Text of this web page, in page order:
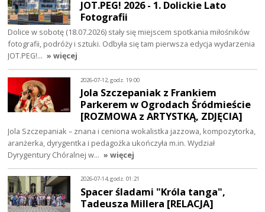
JOT.PEG! 2026 - 1. Dolickie Lato
Fotografii
Dolice w sobotę (18.07.2026) stały się miejscem spotkania miłośników
fotografii, podróży i sztuki. Odbyła się tam pierwsza edycja wydarzenia
JOT.PEG!… » więcej
2026-07-12, godz. 19:00
Jola Szczepaniak z Frankiem
Parkerem w Ogrodach Śródmieście
[ROZMOWA z ARTYSTKĄ, ZDJĘCIA]
Jola Szczepaniak – znana i ceniona wokalistka jazzowa, kompozytorka,
aranżerka, dyrygentka i pedagożka ukończyła m.in. Wydział
Dyrygentury Chóralnej w… » więcej
2026-07-14, godz. 01:21
Spacer śladami "Króla tanga",
Tadeusza Millera [RELACJA]